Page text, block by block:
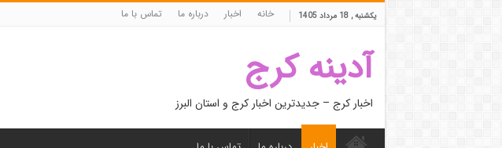
یکشنبه , 18 مرداد 1405 خانه اخبار درباره ما تماس با ما
آدینه کرج
اخبار کرج – جدیدترین اخبار کرج و استان البرز